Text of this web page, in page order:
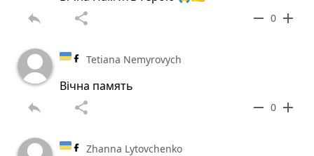
reply share remove 0 add
Tetiana Nemyrovych
Вічна память
reply share remove 0 add
Zhanna Lytovchenko